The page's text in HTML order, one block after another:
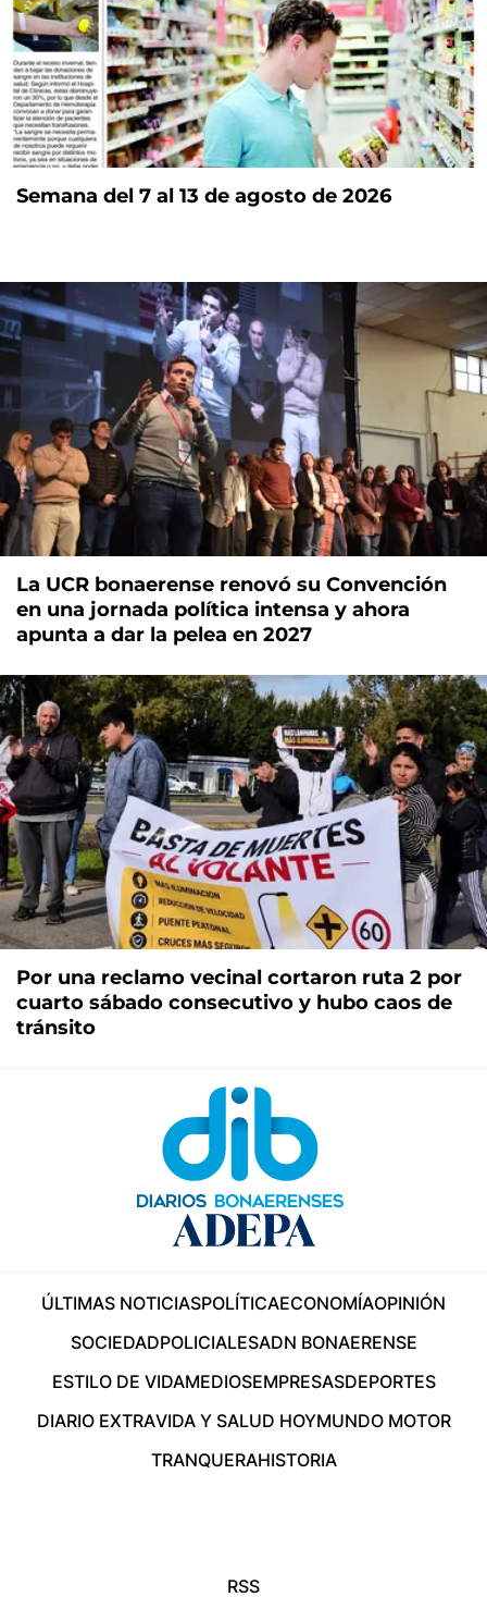
Semana del 7 al 13 de agosto de 2026
La UCR bonaerense renovó su Convención
en una jornada política intensa y ahora
apunta a dar la pelea en 2027
Por una reclamo vecinal cortaron ruta 2 por
cuarto sábado consecutivo y hubo caos de
tránsito
ÚLTIMAS NOTICIASPOLÍTICAECONOMÍAOPINIÓN
SOCIEDADPOLICIALESADN BONAERENSE
ESTILO DE VIDAMEDIOSEMPRESASDEPORTES
DIARIO EXTRAVIDA Y SALUD HOYMUNDO MOTOR
TRANQUERAHISTORIA
RSS